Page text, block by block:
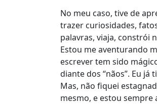
No meu caso, tive de
trazer curiosidades,
palavras, viaja, constrói
Estou me aventurando
escrever tem sido
diante dos “nãos”. Eu
Mas, não fiquei
mesmo, e estou sempre